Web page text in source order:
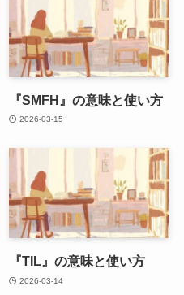
『SMFH』の意味と使い方
2026-03-15
『TIL』の意味と使い方
2026-03-14